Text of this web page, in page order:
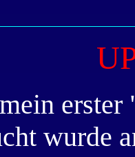
mein erster
wurde